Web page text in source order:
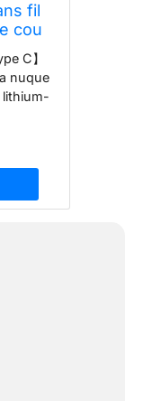
fil
cou
C】
nuque
lithium-
pas
de
de
est
qui
pour
des
dos,
Ce